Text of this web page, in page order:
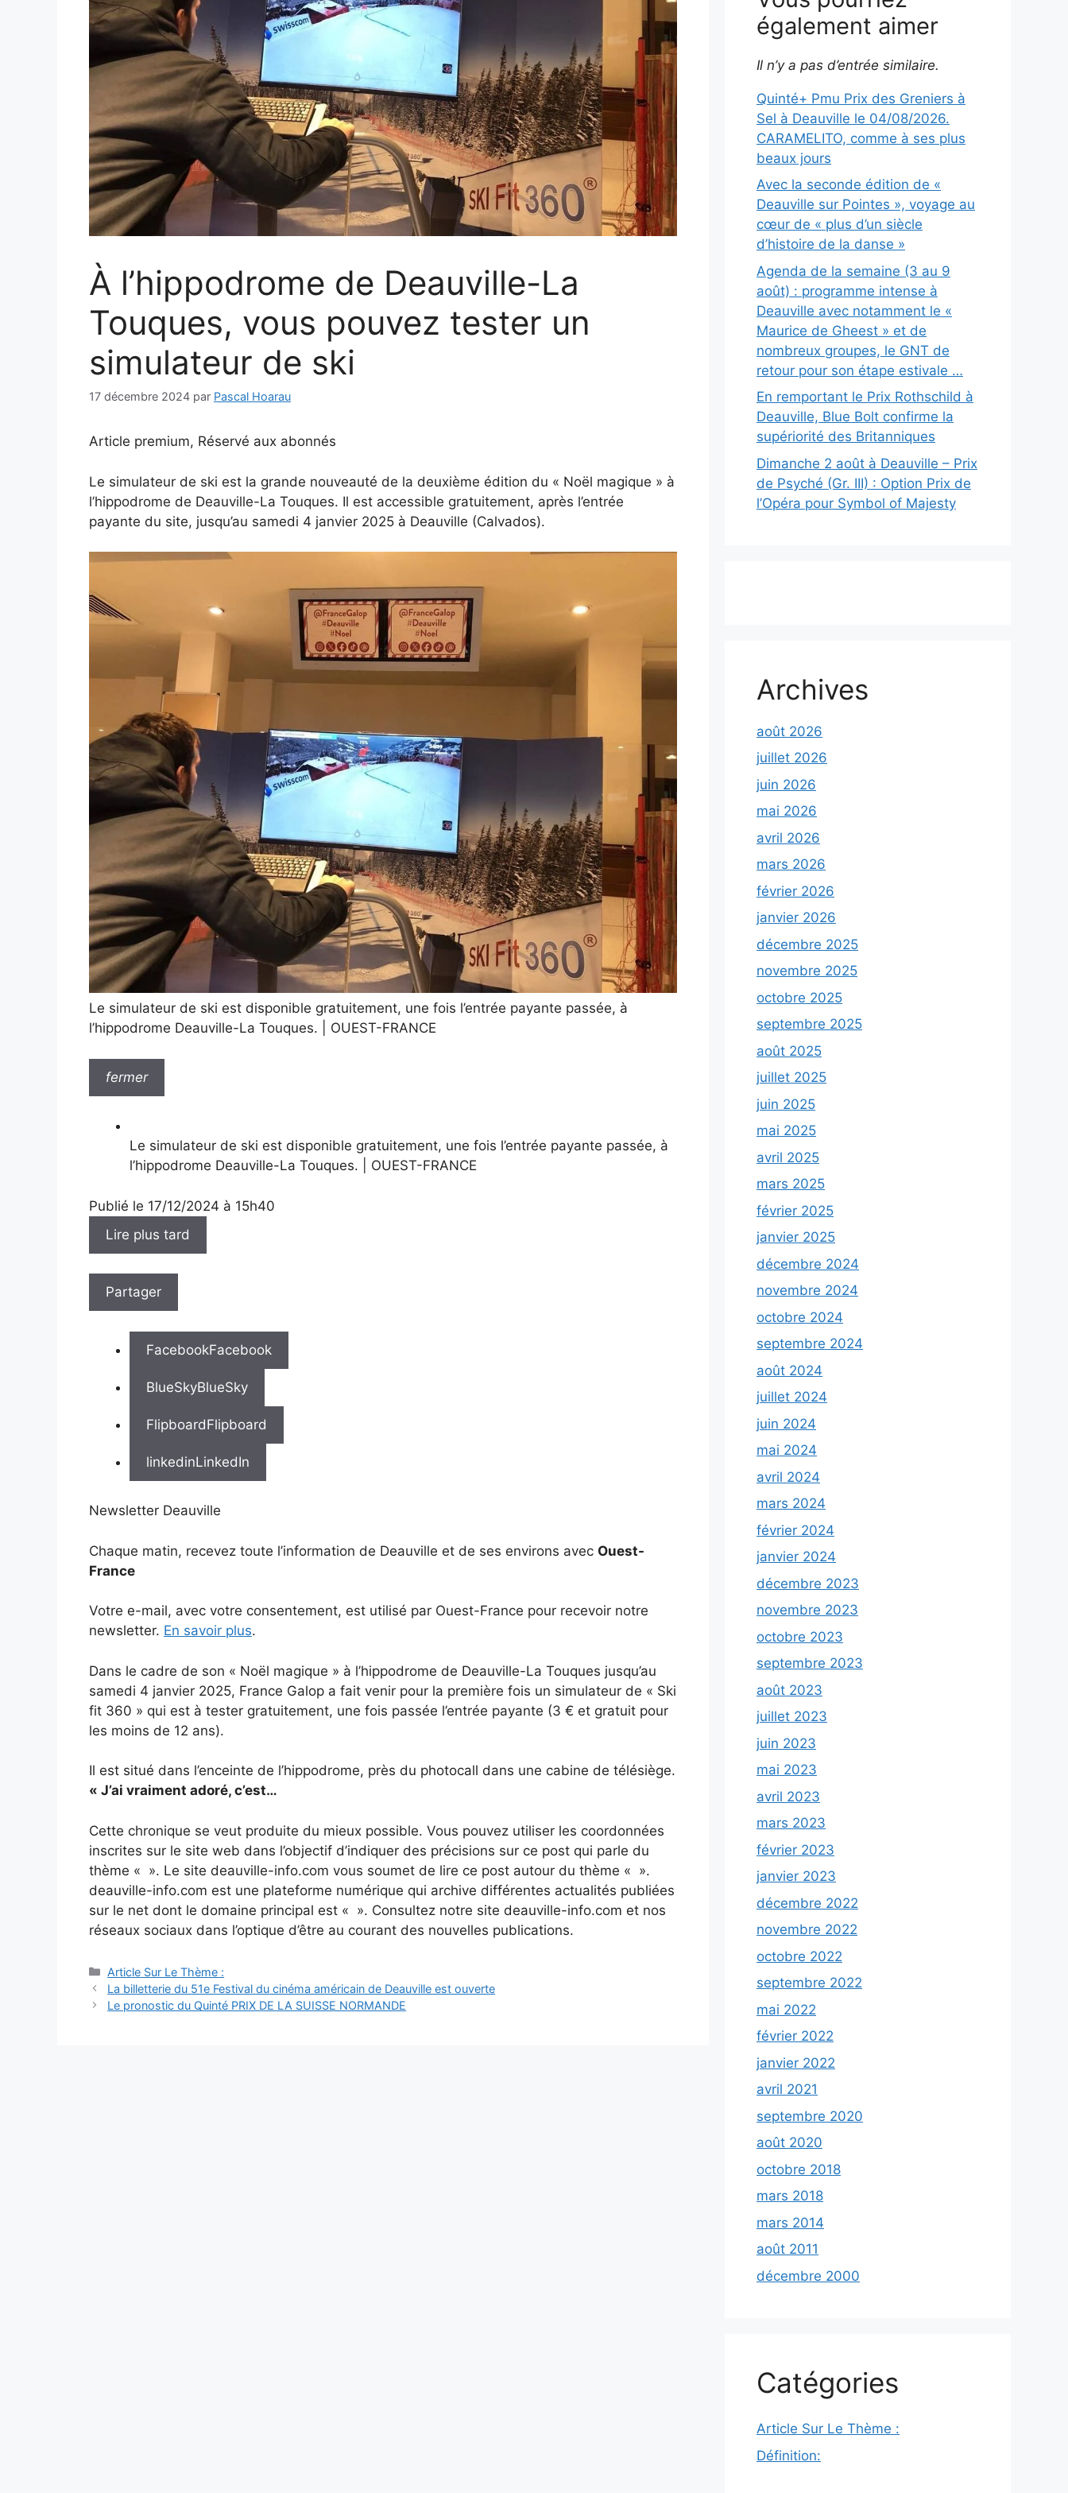
À l’hippodrome de Deauville-La
Touques, vous pouvez tester un
simulateur de ski
17 décembre 2024 par Pascal Hoarau
Article premium, Réservé aux abonnés
Le simulateur de ski est la grande nouveauté de la deuxième édition du « Noël magique » à
l’hippodrome de Deauville-La Touques. Il est accessible gratuitement, après l’entrée
payante du site, jusqu’au samedi 4 janvier 2025 à Deauville (Calvados).
Le simulateur de ski est disponible gratuitement, une fois l’entrée payante passée, à
l’hippodrome Deauville-La Touques. | OUEST-FRANCE
fermer
Le simulateur de ski est disponible gratuitement, une fois l’entrée payante passée, à
l’hippodrome Deauville-La Touques. | OUEST-FRANCE
Publié le 17/12/2024 à 15h40
Lire plus tard
Partager
FacebookFacebook
BlueSkyBlueSky
FlipboardFlipboard
linkedinLinkedIn
Newsletter Deauville
Chaque matin, recevez toute l’information de Deauville et de ses environs avec Ouest-
France
Votre e-mail, avec votre consentement, est utilisé par Ouest-France pour recevoir notre
newsletter. En savoir plus.
Dans le cadre de son « Noël magique » à l’hippodrome de Deauville-La Touques jusqu’au
samedi 4 janvier 2025, France Galop a fait venir pour la première fois un simulateur de « Ski
fit 360 » qui est à tester gratuitement, une fois passée l’entrée payante (3 € et gratuit pour
les moins de 12 ans).
Il est situé dans l’enceinte de l’hippodrome, près du photocall dans une cabine de télésiège.
« J’ai vraiment adoré, c’est…
Cette chronique se veut produite du mieux possible. Vous pouvez utiliser les coordonnées
inscrites sur le site web dans l’objectif d’indiquer des précisions sur ce post qui parle du
thème « ». Le site deauville-info.com vous soumet de lire ce post autour du thème « ».
deauville-info.com est une plateforme numérique qui archive différentes actualités publiées
sur le net dont le domaine principal est « ». Consultez notre site deauville-info.com et nos
réseaux sociaux dans l’optique d’être au courant des nouvelles publications.
Catégories
Article Sur Le Thème :
Navigation
des
La billetterie du 51e Festival du cinéma américain de Deauville est ouverte
Le pronostic du Quinté PRIX DE LA SUISSE NORMANDE
également aimer
Il n’y a pas d’entrée similaire.
Quinté+ Pmu Prix des Greniers à
Sel à Deauville le 04/08/2026.
CARAMELITO, comme à ses plus
beaux jours
Avec la seconde édition de «
Deauville sur Pointes », voyage au
cœur de « plus d’un siècle
d’histoire de la danse »
Agenda de la semaine (3 au 9
août) : programme intense à
Deauville avec notamment le «
Maurice de Gheest » et de
nombreux groupes, le GNT de
retour pour son étape estivale …
En remportant le Prix Rothschild à
Deauville, Blue Bolt confirme la
supériorité des Britanniques
Dimanche 2 août à Deauville – Prix
de Psyché (Gr. III) : Option Prix de
l’Opéra pour Symbol of Majesty
Archives
août 2026
juillet 2026
juin 2026
mai 2026
avril 2026
mars 2026
février 2026
janvier 2026
décembre 2025
novembre 2025
octobre 2025
septembre 2025
août 2025
juillet 2025
juin 2025
mai 2025
avril 2025
mars 2025
février 2025
janvier 2025
décembre 2024
novembre 2024
octobre 2024
septembre 2024
août 2024
juillet 2024
juin 2024
mai 2024
avril 2024
mars 2024
février 2024
janvier 2024
décembre 2023
novembre 2023
octobre 2023
septembre 2023
août 2023
juillet 2023
juin 2023
mai 2023
avril 2023
mars 2023
février 2023
janvier 2023
décembre 2022
novembre 2022
octobre 2022
septembre 2022
mai 2022
février 2022
janvier 2022
avril 2021
septembre 2020
août 2020
octobre 2018
mars 2018
mars 2014
août 2011
décembre 2000
Catégories
Article Sur Le Thème :
Définition: